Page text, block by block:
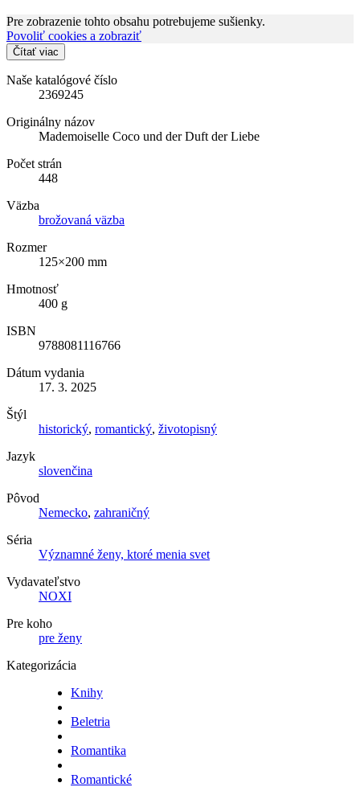
Pre zobrazenie tohto obsahu potrebujeme sušienky.
Povoliť cookies a zobraziť
Čítať viac
Naše katalógové číslo
2369245
Originálny názov
Mademoiselle Coco und der Duft der Liebe
Počet strán
448
Väzba
brožovaná väzba
Rozmer
125×200 mm
Hmotnosť
400 g
ISBN
9788081116766
Dátum vydania
17. 3. 2025
Štýl
historický, romantický, životopisný
Jazyk
slovenčina
Pôvod
Nemecko, zahraničný
Séria
Významné ženy, ktoré menia svet
Vydavateľstvo
NOXI
Pre koho
pre ženy
Kategorizácia
Knihy
Beletria
Romantika
Romantické